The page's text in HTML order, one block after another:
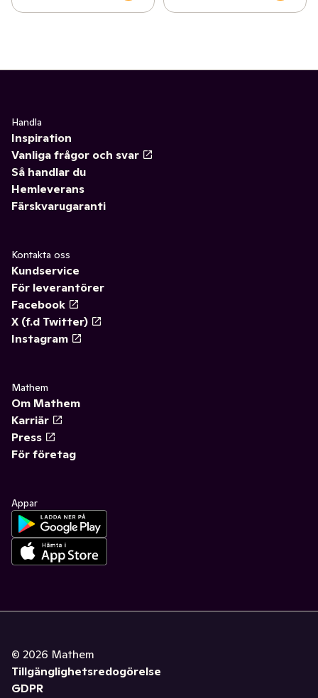
Handla
Inspiration
Vanliga frågor och svar
Så handlar du
Hemleverans
Färskvarugaranti
Kontakta oss
Kundservice
För leverantörer
Facebook
X (f.d Twitter)
Instagram
Mathem
Om Mathem
Karriär
Press
För företag
Appar
© 2026 Mathem
Tillgänglighetsredogörelse
GDPR